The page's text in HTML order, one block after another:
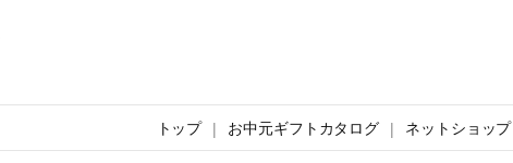
トップ お中元ギフトカタログ ネットショップ